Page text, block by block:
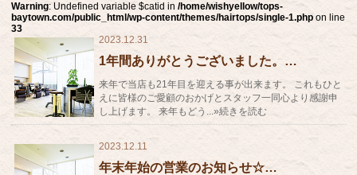
Warning: Undefined variable $catid in/home/wishyellow/tops-
baytown.com/public_html/wp-content/themes/hairtops/single-1.php on line
33
2023.12.31
1年間ありがとうございました。…
来年で当店も21年目を迎える事が出来ます。 これもひと
えに皆様のご愛顧のおかげとスタッフ一同心より感謝申
し上げます。 来年もどう...»続きを読む
2023.12.11
年末年始の営業のお知らせ☆…